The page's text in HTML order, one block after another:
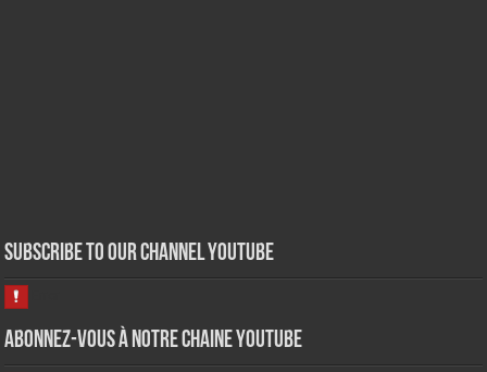
Subscribe to our Channel Youtube
Abonnez-vous à notre chaine Youtube